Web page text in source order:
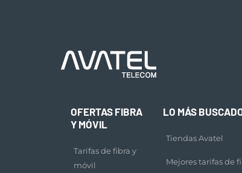
OFERTAS FIBRA
Y MÓVIL
Tarifas de fibra y
móvil
LO MÁS
Tiendas Avatel
Mejores tarifas de